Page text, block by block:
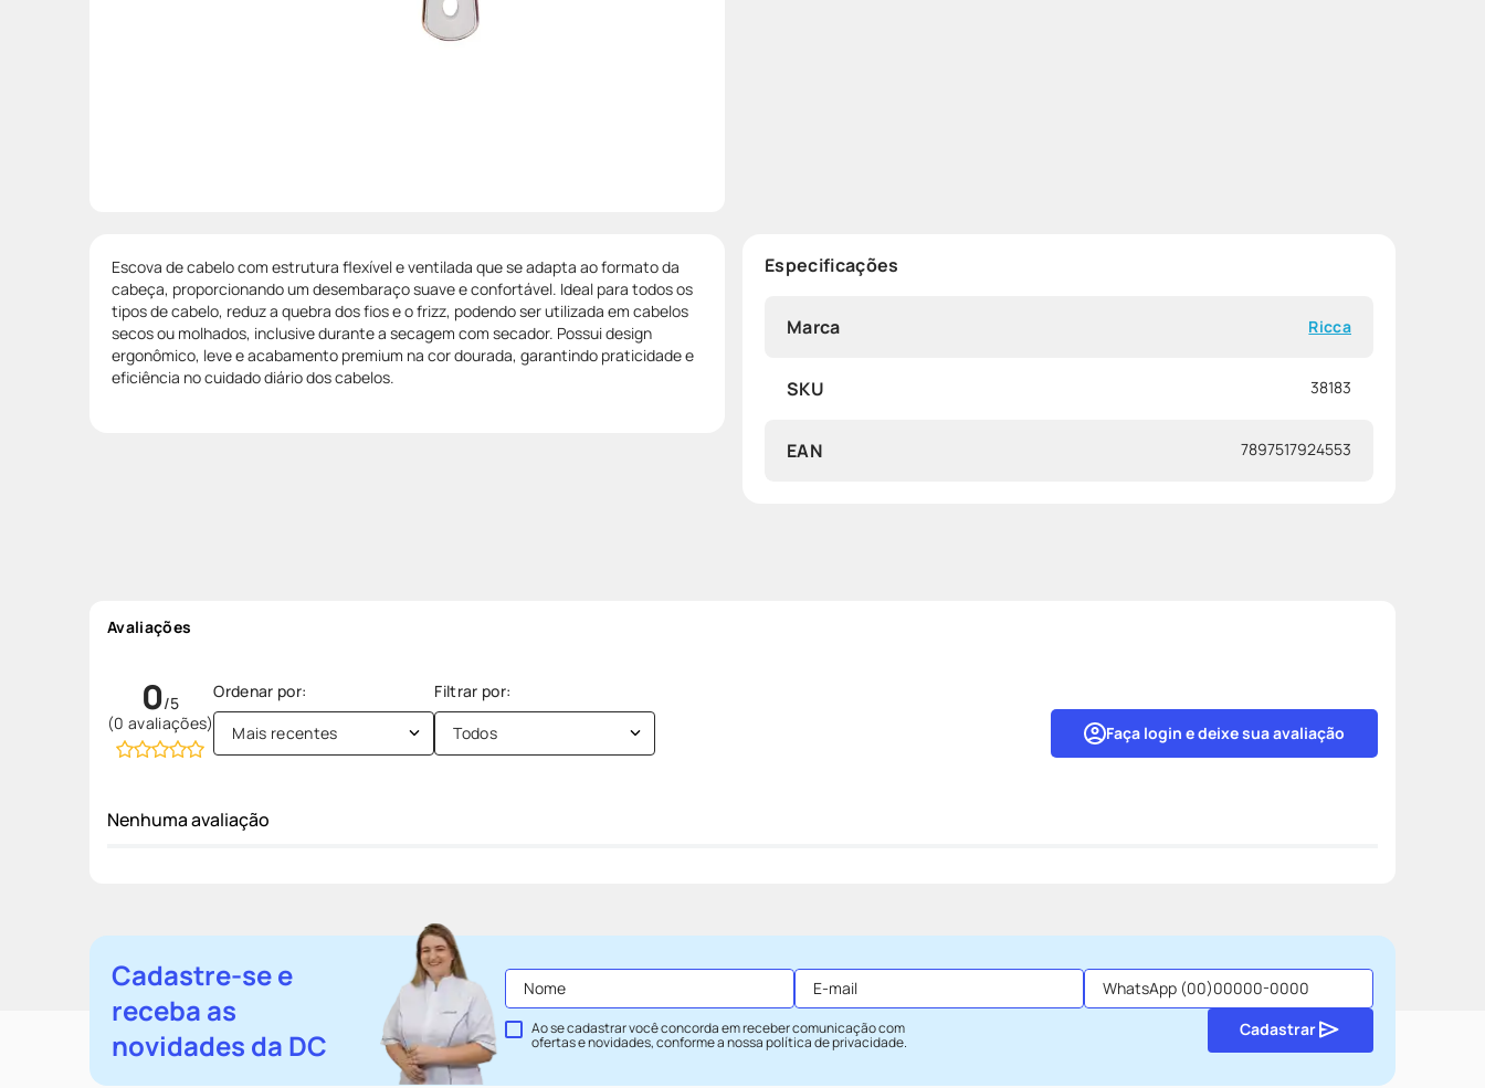
Escova de cabelo com estrutura flexível e ventilada que se adapta ao formato da
cabeça, proporcionando um desembaraço suave e confortável. Ideal para todos os
tipos de cabelo, reduz a quebra dos fios e o frizz, podendo ser utilizada em cabelos
secos ou molhados, inclusive durante a secagem com secador. Possui design
ergonômico, leve e acabamento premium na cor dourada, garantindo praticidade e
eficiência no cuidado diário dos cabelos.
Especificações
Marca Ricca
SKU 38183
EAN 7897517924553
Avaliações
0
(0 avaliações) Faça login e deixe sua avaliação
Mais recentes Todos
Nenhuma avaliação
Cadastre-se e
receba as
novidades da DC
Ao se cadastrar você concorda em receber comunicação com
ofertas e novidades, conforme a nossapolítica de privacidade.
Cadastrar